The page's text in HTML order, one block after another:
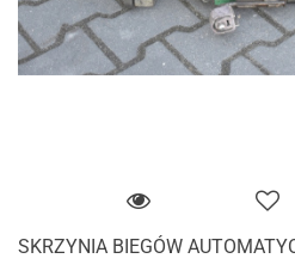
SKRZYNIA BIEGÓW